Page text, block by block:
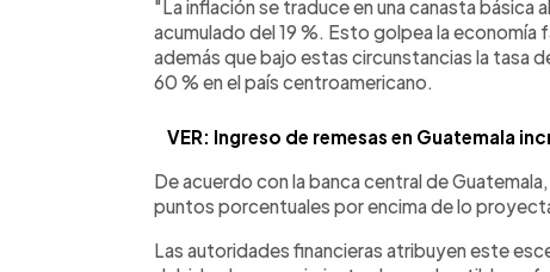
"La inflación se traduce en una canasta básica
acumulado del 19 %. Esto golpea la economía
además que bajo estas circunstancias la tasa
60 % en el país centroamericano.
VER: Ingreso de remesas en Guatemala
De acuerdo con la banca central de
puntos porcentuales por encima de lo
Las autoridades financieras atribuyen este